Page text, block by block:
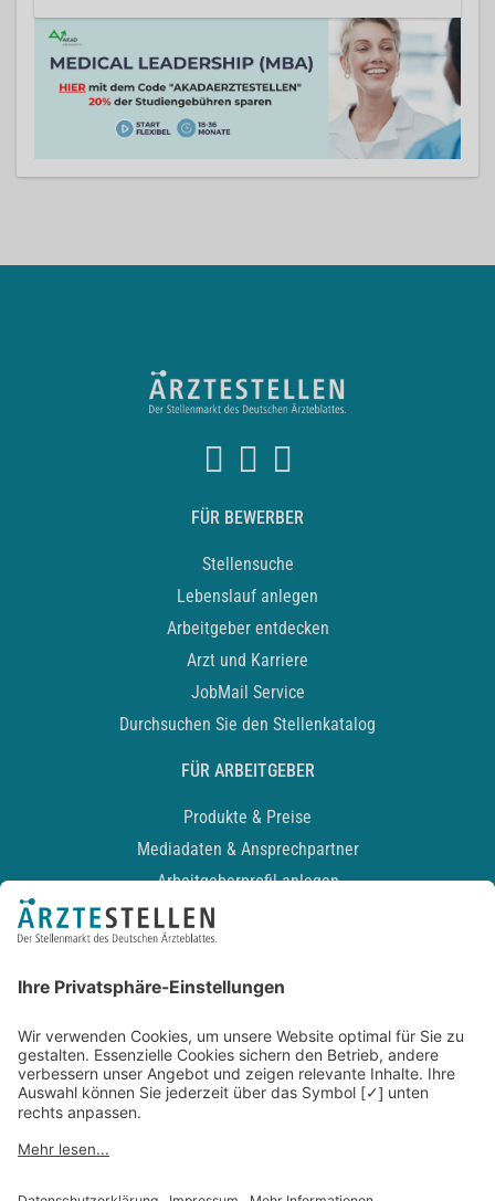
FÜR BEWERBER
Stellensuche
Lebenslauf anlegen
Arbeitgeber entdecken
Arzt und Karriere
JobMail Service
Durchsuchen Sie den Stellenkatalog
FÜR ARBEITGEBER
Produkte & Preise
Mediadaten & Ansprechpartner
Arbeitgeberprofil anlegen
Recruiting-Podcast
Kontakt
Datenschutz
Newsletter